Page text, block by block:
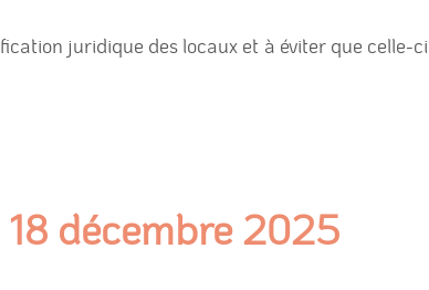
juridique des locaux et à éviter que celle-ci
18 décembre 2025